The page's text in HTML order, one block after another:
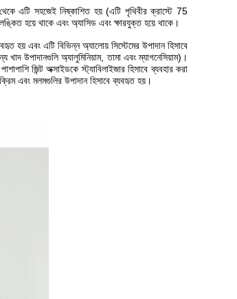
এটি সহজেই নিষ্কাশিত হয় (এটি পৃথিবীর ক্রাস্টে 75
হয়ে থাকে এবং অ্যাসিড এবং ক্ষারযুক্ত হয়ে থাকে।
হয় এবং এটি বিভিন্ন অ্যালোয় সিস্টেমের উপাদান হিসাবে
উপাদানগুলি অ্যালুমিনিয়াম, তামা এবং ম্যাগনেসিয়াম)।
জিন্ট অক্সাইডকে স্ট্যাবিলাইজার হিসাবে ব্যবহার করা
এবং মলমগুলির উপাদান হিসাবে ব্যবহৃত হয়।